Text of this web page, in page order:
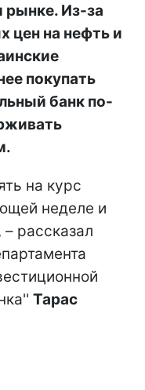
рынке. Из-за
цен на нефть и
покупать
банк по-
на курс
неделе и
рассказал
Тарас